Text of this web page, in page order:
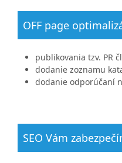
OFF page
publikovania tzv. PR
dodanie zoznamu
dodanie odporúčaní
SEO Vám